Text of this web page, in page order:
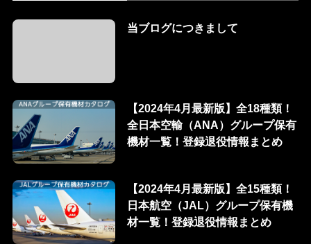
当ブログにつきまして
【2024年4月最新版】全18種類！
全日本空輸（ANA）グループ保有
機材一覧！登録退役情報まとめ
【2024年4月最新版】全15種類！
日本航空（JAL）グループ保有機
材一覧！登録退役情報まとめ